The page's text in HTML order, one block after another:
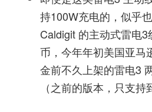
持100W充电的，似乎
Caldigit 的主动式雷电
币，今年年初美国亚马
金前不久上架的雷电3
（之前的版本，只支持